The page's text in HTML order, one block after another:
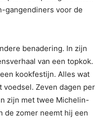
gangendiners voor de
benadering. In zijn
van een topkok.
kookfestijn. Alles wat
voedsel. Zeven dagen per
zijn met twee Michelin-
de zomer neemt hij een